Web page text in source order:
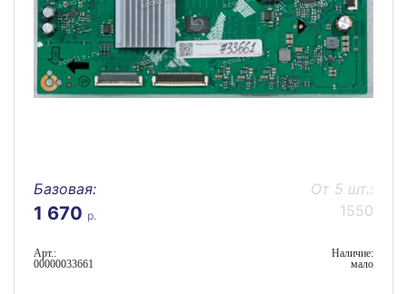
Базовая:
1 670 р.
От 5 шт.:
1550
Арт.:
00000033661
Наличие:
мало